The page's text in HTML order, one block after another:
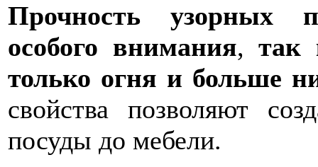
Прочность узорных
особого внимания, так
только огня и больше
свойства позволяют
посуды до мебели.